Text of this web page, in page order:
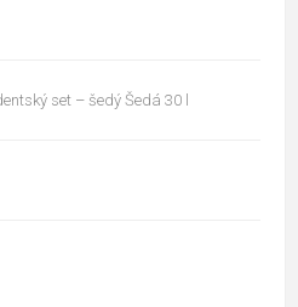
set – šedý Šedá 30 l